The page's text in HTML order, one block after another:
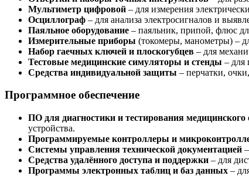
Мультиметр цифровой – для измерения
Осциллограф – для анализа электросигналов и
Паяльное оборудование – паяльник, припой, флюс
Измерительные приборы (токомеры, манометры) –
Набор гаечных ключей и плоскогубцев – для
Тестовые медицинские симуляторы и стенды – для
Средства индивидуальной защиты – перчатки,
Программное обеспечение
ПО для диагностики и тестирования медицинского
устройства.
Программируемые контроллеры и
Системы управления технической документацией
Средства удалённого доступа и поддержки – для
Программы электронных таблиц и баз данных –